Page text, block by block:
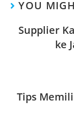
YOU
Supplier
ke
Tips